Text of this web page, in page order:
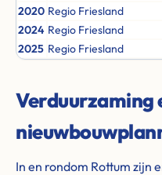
2020 Regio Friesland
2024 Regio Friesland
2025 Regio Friesland
Verduurzaming
In en rondom Rottum zijn